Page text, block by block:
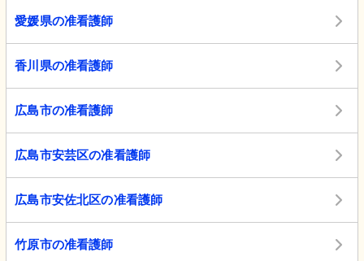
愛媛県の准看護師
香川県の准看護師
広島市の准看護師
広島市安芸区の准看護師
広島市安佐北区の准看護師
竹原市の准看護師